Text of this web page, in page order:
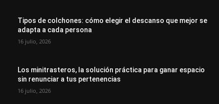
Tipos de colchones: cómo elegir el descanso que mejor se
adapta a cada persona
16 julio, 2026
Los minitrasteros, la solución práctica para ganar espacio
sin renunciar a tus pertenencias
16 julio, 2026